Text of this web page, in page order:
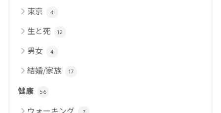
東京 4
生と死 12
男女 4
結婚/家族 17
健康 56